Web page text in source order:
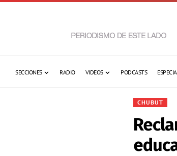
SECCIONES RADIO VIDEOS PODCASTS
CHUBUT